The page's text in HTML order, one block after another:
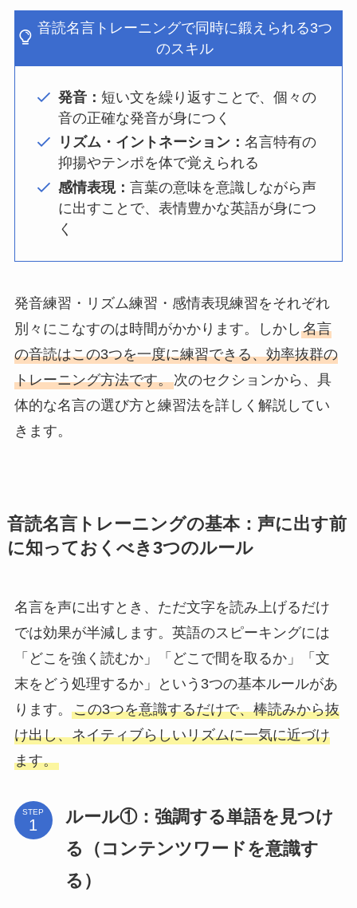
音読名言トレーニングで同時に鍛えられる3つ
のスキル
発音： 短い文を繰り返すことで、個々の
音の正確な発音が身につく
リズム・イントネーション： 名言特有の
抑揚やテンポを体で覚えられる
感情表現： 言葉の意味を意識しながら声
に出すことで、表情豊かな英語が身につ
く
発音練習・リズム練習・感情表現練習をそれぞれ
別々にこなすのは時間がかかります。しかし 名言
の音読はこの3つを一度に練習できる、効率抜群の
トレーニング方法です。次のセクションから、具
体的な名言の選び方と練習法を詳しく解説してい
きます。
音読名言トレーニングの基本：声に出す前
に知っておくべき3つのルール
名言を声に出すとき、ただ文字を読み上げるだけ
では効果が半減します。英語のスピーキングには
「どこを強く読むか」「どこで間を取るか」「文
末をどう処理するか」という3つの基本ルールがあ
ります。 この3つを意識するだけで、棒読みから抜
け出し、ネイティブらしいリズムに一気に近づけ
ます。
STEP
ルール①：強調する単語を見つけ
る（コンテンツワードを意識す
る）